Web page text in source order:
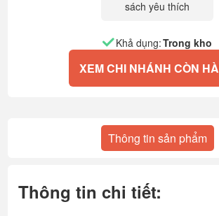
sách yêu thích
Khả dụng:Trong kho
XEM CHI NHÁNH CÒN
Thông tin sản phẩm
Thông tin chi tiết: